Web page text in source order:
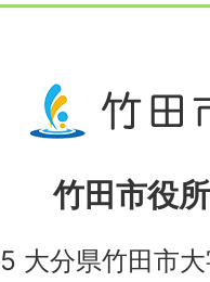
竹田市役所
大分県竹田市